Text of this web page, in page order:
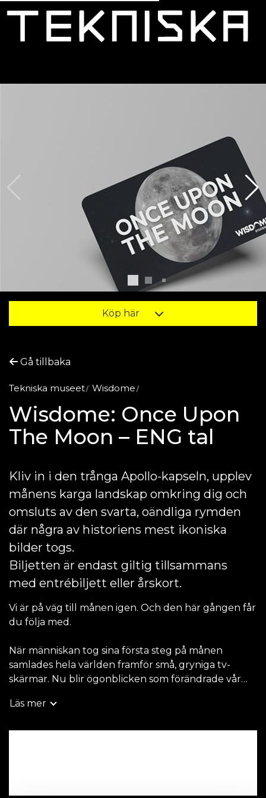
Köp här
Gå tillbaka
Tekniska museet Wisdome
Wisdome: Once Upon
The Moon – ENG tal
Kliv in i den trånga Apollo-kapseln, upplev
månens karga landskap omkring dig och
omsluts av den svarta, oändliga rymden
där några av historiens mest ikoniska
bilder togs.
Biljetten är endast giltig tillsammans
med entrébiljett eller årskort.
Vi är på väg till månen igen. Och den här gången får
du följa med.
När människan tog sina första steg på månen
samlades hela världen framför små, gryniga tv-
skärmar. Nu blir ögonblicken som förändrade vår
Läs mer